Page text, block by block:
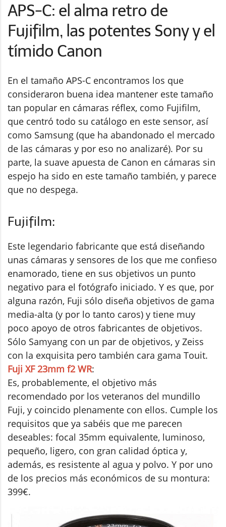
APS-C: el alma retro de
Fujifilm, las potentes Sony y el
tímido Canon
En el tamaño APS-C encontramos los que
consideraron buena idea mantener este tamaño
tan popular en cámaras réflex, como Fujifilm,
que centró todo su catálogo en este sensor, así
como Samsung (que ha abandonado el mercado
de las cámaras y por eso no analizaré). Por su
parte, la suave apuesta de Canon en cámaras sin
espejo ha sido en este tamaño también, y parece
que no despega.
Fujifilm:
Este legendario fabricante que está diseñando
unas cámaras y sensores de los que me confieso
enamorado, tiene en sus objetivos un punto
negativo para el fotógrafo iniciado. Y es que, por
alguna razón, Fuji sólo diseña objetivos de gama
media-alta (y por lo tanto caros) y tiene muy
poco apoyo de otros fabricantes de objetivos.
Sólo Samyang con un par de objetivos, y Zeiss
con la exquisita pero también cara gama Touit.
Fuji XF 23mm f2 WR:
Es, probablemente, el objetivo más
recomendado por los veteranos del mundillo
Fuji, y coincido plenamente con ellos. Cumple los
requisitos que ya sabéis que me parecen
deseables: focal 35mm equivalente, luminoso,
pequeño, ligero, con gran calidad óptica y,
además, es resistente al agua y polvo. Y por uno
de los precios más económicos de su montura:
399€.